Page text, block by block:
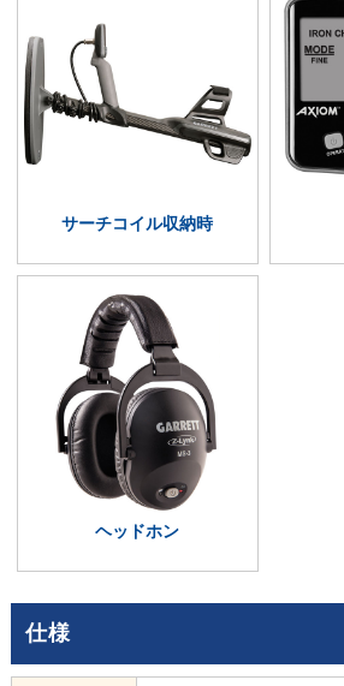
サーチコイル収納時
ヘッドホン
仕様